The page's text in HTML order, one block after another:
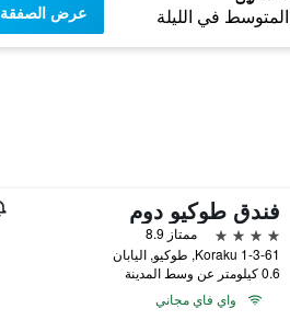
المتوسط في الليلة عرض الصفقة
فندق طوكيو دوم
4 نجوم
ممتاز 8.9
1-3-61 Koraku, طوكيو, اليابان
0.6 كيلومتر عن وسط المدينة
واي فاي مجاني